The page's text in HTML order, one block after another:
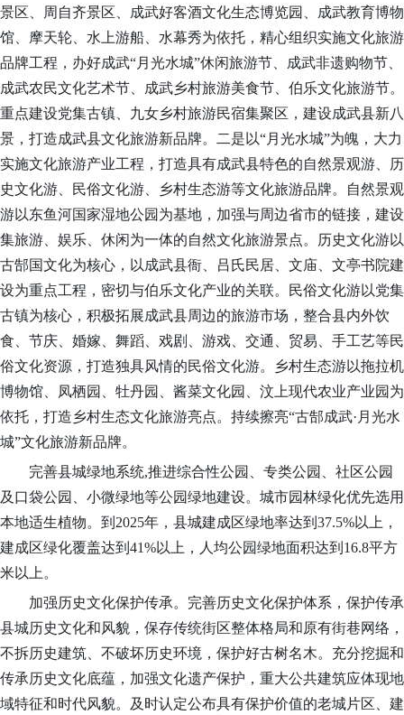
景区、周自齐景区、成武好客酒文化生态博览园、成武教育博物
馆、摩天轮、水上游船、水幕秀为依托，精心组织实施文化旅游
品牌工程，办好成武“月光水城”休闲旅游节、成武非遗购物节、
成武农民文化艺术节、成武乡村旅游美食节、伯乐文化旅游节。
重点建设党集古镇、九女乡村旅游民宿集聚区，建设成武县新八
景，打造成武县文化旅游新品牌。二是以“月光水城”为魄，大力
实施文化旅游产业工程，打造具有成武县特色的自然景观游、历
史文化游、民俗文化游、乡村生态游等文化旅游品牌。自然景观
游以东鱼河国家湿地公园为基地，加强与周边省市的链接，建设
集旅游、娱乐、休闲为一体的自然文化旅游景点。历史文化游以
古郜国文化为核心，以成武县衙、吕氏民居、文庙、文亭书院建
设为重点工程，密切与伯乐文化产业的关联。民俗文化游以党集
古镇为核心，积极拓展成武县周边的旅游市场，整合县内外饮
食、节庆、婚嫁、舞蹈、戏剧、游戏、交通、贸易、手工艺等民
俗文化资源，打造独具风情的民俗文化游。乡村生态游以拖拉机
博物馆、凤栖园、牡丹园、酱菜文化园、汶上现代农业产业园为
依托，打造乡村生态文化旅游亮点。持续擦亮“古郜成武·月光水
城”文化旅游新品牌。
完善县城绿地系统,推进综合性公园、专类公园、社区公园
及口袋公园、小微绿地等公园绿地建设。城市园林绿化优先选用
本地适生植物。到2025年，县城建成区绿地率达到37.5%以上，
建成区绿化覆盖达到41%以上，人均公园绿地面积达到16.8平方
米以上。
加强历史文化保护传承。完善历史文化保护体系，保护传承
县城历史文化和风貌，保存传统街区整体格局和原有街巷网络，
不拆历史建筑、不破坏历史环境，保护好古树名木。充分挖掘和
传承历史文化底蕴，加强文化遗产保护，重大公共建筑应体现地
域特征和时代风貌。及时认定公布具有保护价值的老城片区、建